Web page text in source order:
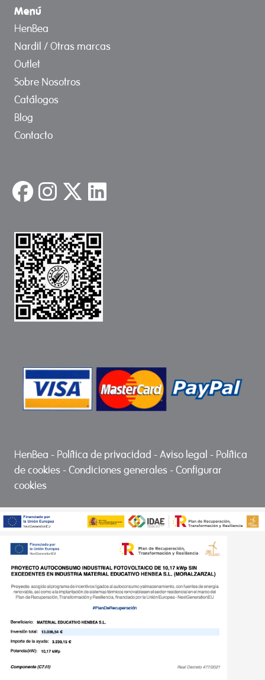
Menú
HenBea
Nardil / Otras marcas
Outlet
Sobre Nosotros
Catálogos
Blog
Contacto
HenBea - Política de privacidad -Aviso legal - Política
de cookies -Condiciones generales -Configurar
cookies